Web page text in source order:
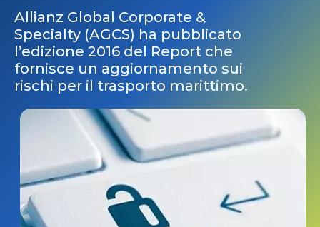
Allianz Global Corporate &
Specialty (AGCS) ha pubblicato
l’edizione 2016 del Report che
fornisce un aggiornamento sui
rischi per il trasporto marittimo.